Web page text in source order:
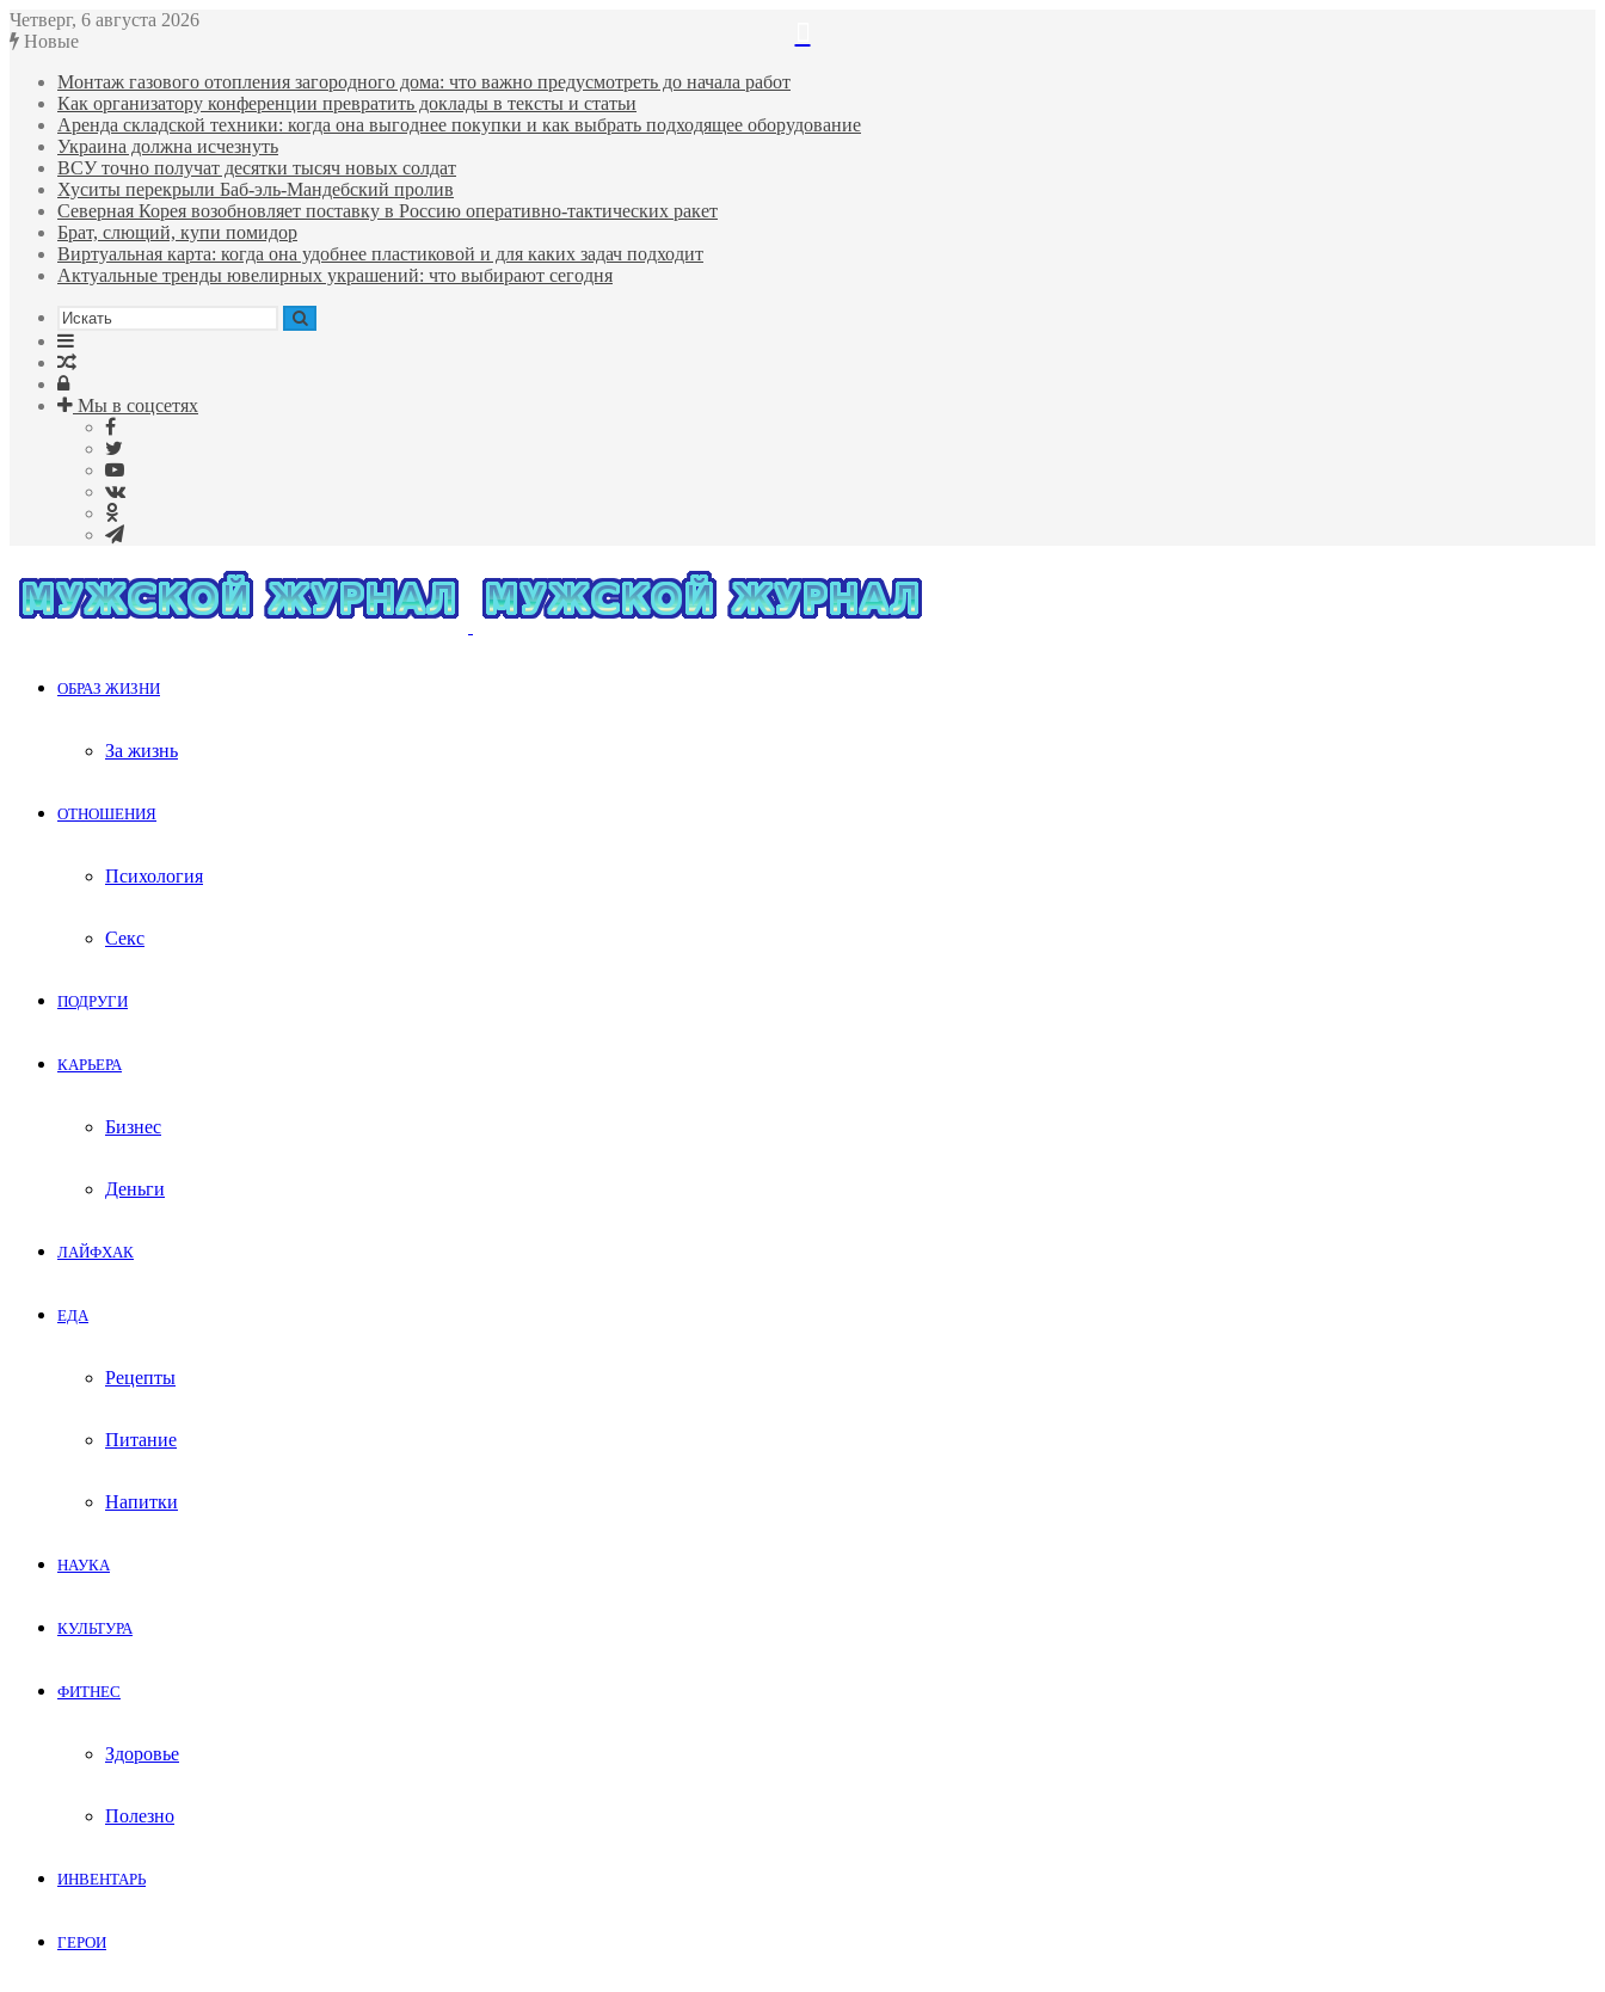
Четверг, 6 августа 2026
Новые
Монтаж газового отопления загородного дома: что важно предусмотреть до начала работ
Как организатору конференции превратить доклады в тексты и статьи
Аренда складской техники: когда она выгоднее покупки и как выбрать подходящее оборудование
Украина должна исчезнуть
ВСУ точно получат десятки тысяч новых солдат
Хуситы перекрыли Баб-эль-Мандебский пролив
Северная Корея возобновляет поставку в Россию оперативно-тактических ракет
Брат, слющий, купи помидор
Виртуальная карта: когда она удобнее пластиковой и для каких задач подходит
Актуальные тренды ювелирных украшений: что выбирают сегодня
Искать
Sidebar
Случайная
Войти
Мы в соцсетях
Facebook
YouTube
vk.com
Одноклассники
Telegram
Меню
ОБРАЗ ЖИЗНИ
За жизнь
ОТНОШЕНИЯ
Психология
Секс
ПОДРУГИ
КАРЬЕРА
Бизнес
Деньги
ЛАЙФХАК
ЕДА
Рецепты
Питание
Напитки
НАУКА
КУЛЬТУРА
ФИТНЕС
Здоровье
Полезно
ИНВЕНТАРЬ
ГЕРОИ